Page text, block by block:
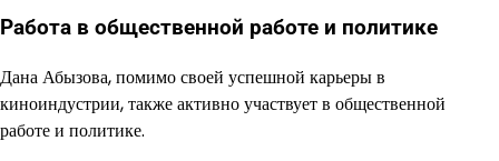
Работа в общественной работе и политике
Дана Абызова, помимо своей успешной карьеры в
киноиндустрии, также активно участвует в общественной
работе и политике.